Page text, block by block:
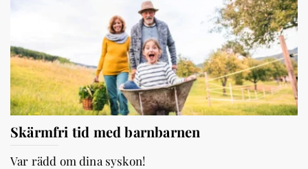
Skärmfri tid med barnbarnen
Var rädd om dina syskon!